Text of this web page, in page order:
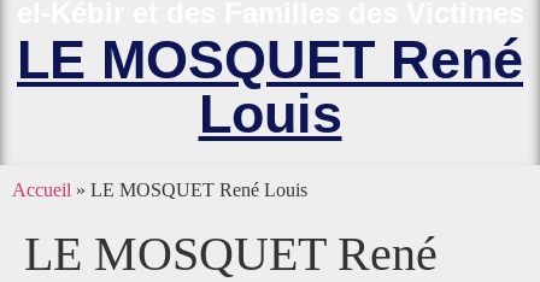
LE MOSQUET René
Louis
Accueil » LE MOSQUET René Louis
LE MOSQUET René